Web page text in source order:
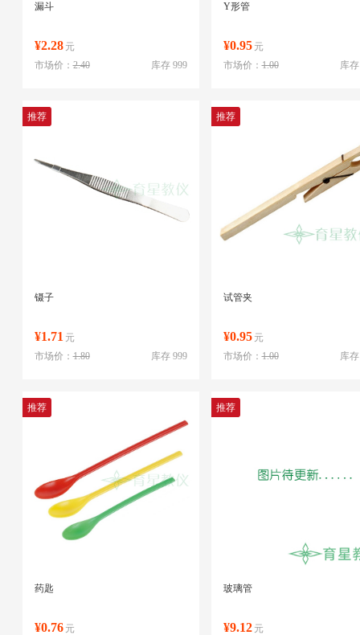
漏斗
¥2.28 元
库存 999
市场价：2.40
Y形管
¥0.95 元
库
市场价：1.00
推荐
镊子
¥1.71 元
库存 999
市场价：1.80
推荐
试管夹
¥0.95 元
库
市场价：1.00
推荐
药匙
¥0.76 元
推荐
玻璃管
¥9.12 元